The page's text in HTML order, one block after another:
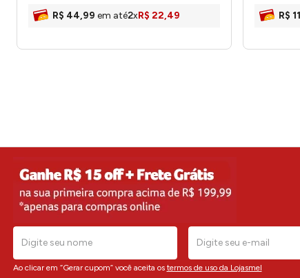
R$ 44,99 em até2xR$ 22,49 R$ 11
Ao clicar em “Gerar cupom” você aceita os termos de uso da Lojasmel